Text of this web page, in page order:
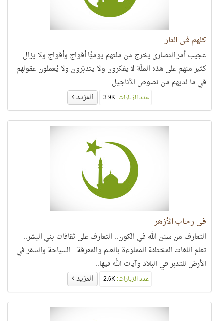
كلهم في النار
عجيب أمر النصارى يخرج من ملتهم يوميًّا أفواج وأفواج ولا يزال
كثير منهم على هذه الملّة لا يفكرون ولا يتدبّرون ولا يُعملون عقولهم
في ما لديهم من نصوص الأناجيل
عدد الزيارات: المزيد
في رحاب الأزهر
التعارف من سنن الله في الكون.. التعارف على ثقافات بني البشر..
تعلم اللغات المختلفة المملوءة بالعلم والمعرفة.. السياحة والسفر في
الأرض للتدبر في البلاد وآيات الله فيها..
عدد الزيارات: المزيد